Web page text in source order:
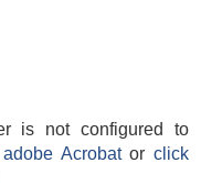
is not configured to
adobe Acrobatorclick